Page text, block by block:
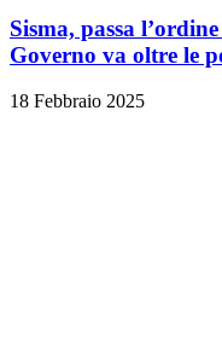
Sisma, passa
Governo va oltre le
18 Febbraio 2025